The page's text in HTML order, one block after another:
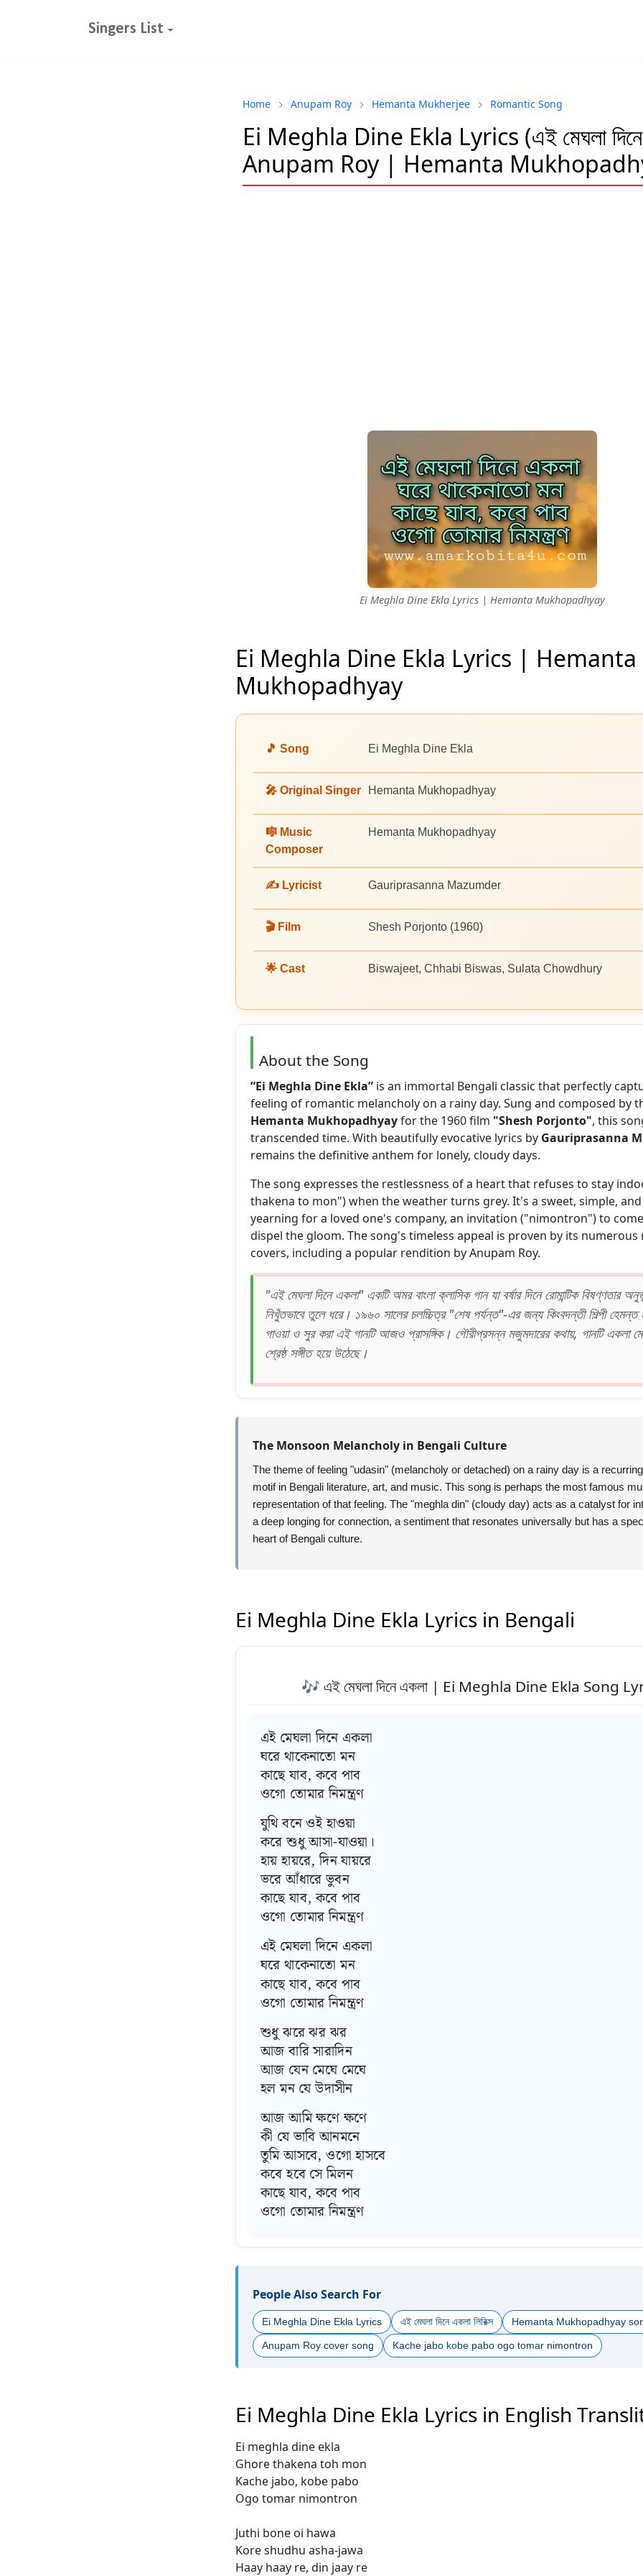
Singers List
Home Anupam Roy Hemanta Mukherjee Romantic Song
Ei Meghla Dine Ekla Lyrics (এই মেঘলা
Anupam Roy | Hemanta
Ei Meghla Dine Ekla Lyrics | Hemanta Mukhopadhyay
Ei Meghla Dine Ekla Lyrics | Hemanta
Mukhopadhyay
🎵 Song Ei Meghla Dine Ekla
🎤 Original Singer Hemanta Mukhopadhyay
🎼 Music
Composer
Hemanta Mukhopadhyay
✍️ Lyricist Gauriprasanna Mazumder
🎬 Film Shesh Porjonto (1960)
🌟 Cast Biswajeet, Chhabi Biswas, Sulata Chowdhury
About the Song
“Ei Meghla Dine Ekla” is an immortal Bengali classic that perfectly
feeling of romantic melancholy on a rainy day. Sung and composed by
Hemanta Mukhopadhyayfor the 1960 film "Shesh Porjonto", this
transcended time. With beautifully evocative lyrics by Gauriprasanna
remains the definitive anthem for lonely, cloudy days.
The song expresses the restlessness of a heart that refuses to stay
thakena to mon") when the weather turns grey. It's a sweet, simple,
yearning for a loved one's company, an invitation ("nimontron") to
dispel the gloom. The song's timeless appeal is proven by its
covers, including a popular rendition by Anupam Roy.
"এই মেঘলা দিনে একলা" একটি অমর বাংলা ক্লাসিক গান যা বর্ষার দিনে রোমান্টিক বিষণ্ণতার
নিখুঁতভাবে তুলে ধরে। ১৯৬০ সালের চলচ্চিত্র "শেষ পর্যন্ত"-এর জন্য কিংবদন্তী শিল্পী হেমন্ত
গাওয়া ও সুর করা এই গানটি আজও প্রাসঙ্গিক। গৌরীপ্রসন্ন মজুমদারের কথায়, গানটি একলা
শ্রেষ্ঠ সঙ্গীত হয়ে উঠেছে।
The Monsoon Melancholy in Bengali Culture
The theme of feeling "udasin" (melancholy or detached) on a rainy day is a
motif in Bengali literature, art, and music. This song is perhaps the most famous
representation of that feeling. The "meghla din" (cloudy day) acts as a catalyst for
a deep longing for connection, a sentiment that resonates universally but has a
heart of Bengali culture.
Ei Meghla Dine Ekla Lyrics in Bengali
🎶 এই মেঘলা দিনে একলা | Ei Meghla Dine Ekla Song
এই মেঘলা দিনে একলা
ঘরে থাকেনাতো মন
কাছে যাব, কবে পাব
ওগো তোমার নিমন্ত্রণ
যুথি বনে ওই হাওয়া
করে শুধু আসা-যাওয়া।
হায় হায়রে, দিন যায়রে
ভরে আঁধারে ভুবন
কাছে যাব, কবে পাব
ওগো তোমার নিমন্ত্রণ
এই মেঘলা দিনে একলা
ঘরে থাকেনাতো মন
কাছে যাব, কবে পাব
ওগো তোমার নিমন্ত্রণ
শুধু ঝরে ঝর ঝর
আজ বারি সারাদিন
আজ যেন মেঘে মেঘে
হল মন যে উদাসীন
আজ আমি ক্ষণে ক্ষণে
কী যে ভাবি আনমনে
তুমি আসবে, ওগো হাসবে
কবে হবে সে মিলন
কাছে যাব, কবে পাব
ওগো তোমার নিমন্ত্রণ
People Also Search For
Ei Meghla Dine Ekla Lyrics এই মেঘলা দিনে একলা লিরিক্স Hemanta Mukhopadhyay
Anupam Roy cover song Kache jabo kobe pabo ogo tomar nimontron
Ei Meghla Dine Ekla Lyrics in English
Ei meghla dine ekla
Ghore thakena toh mon
Kache jabo, kobe pabo
Ogo tomar nimontron
Juthi bone oi hawa
Kore shudhu asha-jawa
Haay haay re, din jaay re